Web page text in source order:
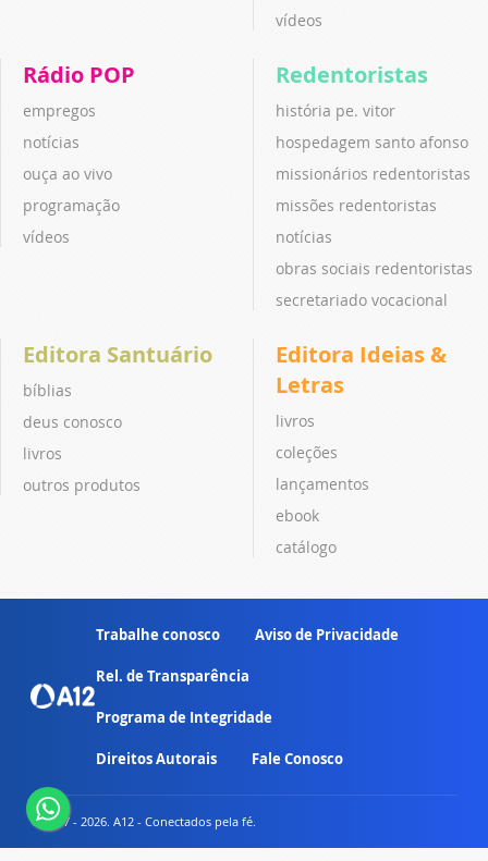
vídeos
Rádio POP
empregos
notícias
ouça ao vivo
programação
vídeos
Redentoristas
história pe. vitor
hospedagem santo afonso
missionários redentoristas
missões redentoristas
notícias
obras sociais redentoristas
secretariado vocacional
Editora Santuário
bíblias
deus conosco
livros
outros produtos
Editora Ideias &
Letras
livros
coleções
lançamentos
ebook
catálogo
Trabalhe conosco Aviso de Privacidade
Rel. de Transparência
Programa de Integridade
Direitos Autorais Fale Conosco
© 2007 - 2026. A12 - Conectados pela fé.